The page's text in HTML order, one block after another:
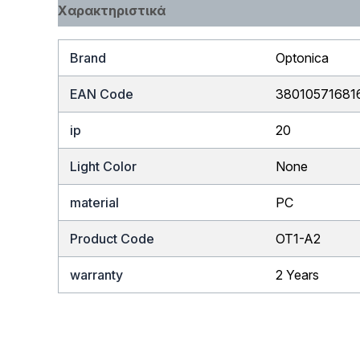
Χαρακτηριστικά
Brand Optonica
EAN Code
ip 20
Light Color None
material PC
Product Code OT1-A2
warranty 2 Years